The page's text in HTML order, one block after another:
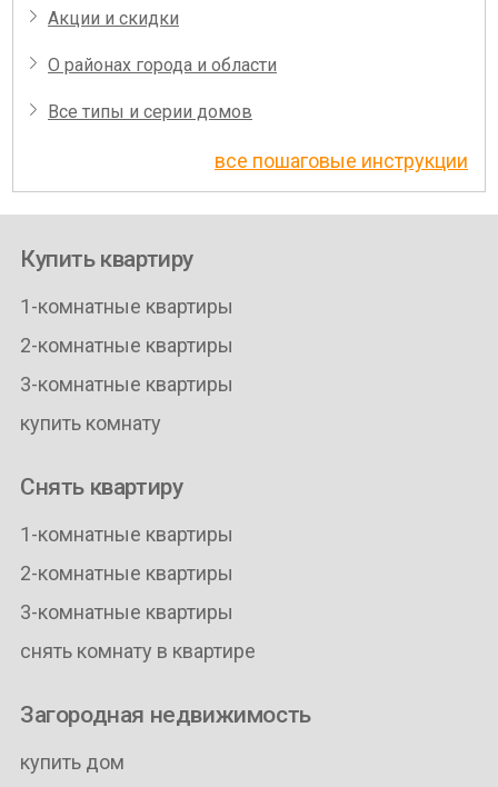
Акции и скидки
О районах города и области
Все типы и серии домов
все пошаговые инструкции
Купить квартиру
1-комнатные квартиры
2-комнатные квартиры
3-комнатные квартиры
купить комнату
Снять квартиру
1-комнатные квартиры
2-комнатные квартиры
3-комнатные квартиры
снять комнату в квартире
Загородная недвижимость
купить дом